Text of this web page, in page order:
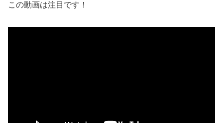
この動画は注目です！